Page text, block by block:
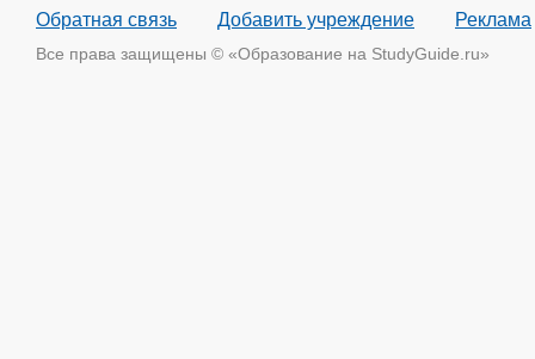
Обратная связь Добавить учреждение Реклама
Все права защищены © «Образование на StudyGuide.ru»